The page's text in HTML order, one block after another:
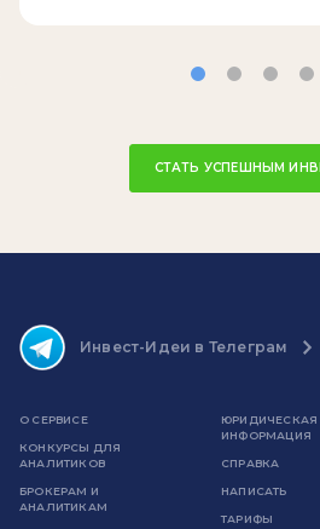
СТАТЬ УСПЕШНЫМ
Инвест-Идеи в Телеграм
О СЕРВИСЕ
КОНКУРСЫ ДЛЯ
АНАЛИТИКОВ
БРОКЕРАМ И
АНАЛИТИКАМ
ЮРИДИЧЕСКАЯ
ИНФОРМАЦИЯ
СПРАВКА
НАПИСАТЬ
ТАРИФЫ